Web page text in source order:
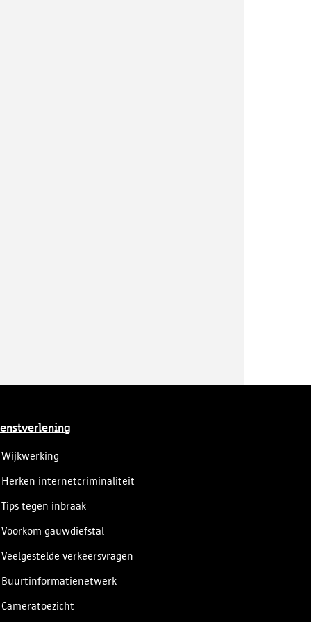
Wijkwerking
Herken internetcriminaliteit
Tips tegen inbraak
Voorkom gauwdiefstal
Veelgestelde verkeersvragen
Buurtinformatienetwerk
Cameratoezicht